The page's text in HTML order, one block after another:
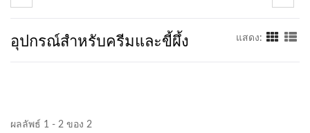
อุปกรณ์สำหรับครีมและขี้ผึ้ง แสดง:
ผลลัพธ์ 1 - 2 ของ 2